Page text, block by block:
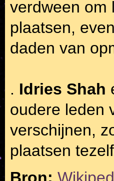
verdween om
plaatsen,
daden van
. Idries Shah
oudere leden
verschijnen,
plaatsen